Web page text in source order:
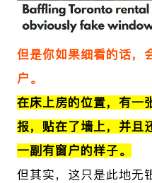
但是你如果细看的话，
户。
在床上房的位置，有一
报，贴在了墙上，并且
一副有窗户的样子。
但其实，这只是此地无